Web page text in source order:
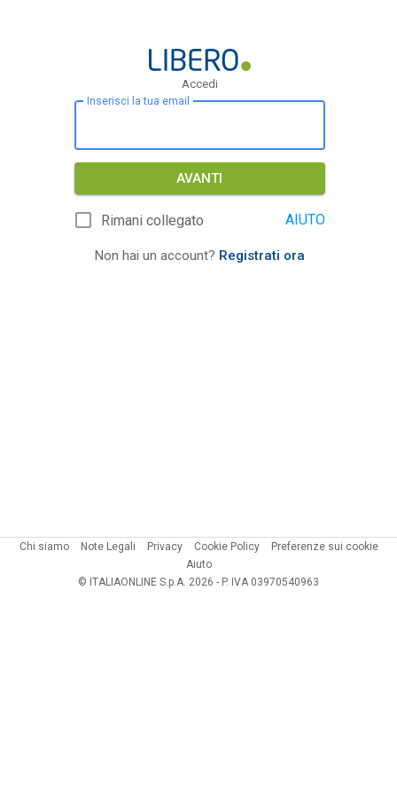
Accedi
Inserisci la tua email
AVANTI
Rimani collegato AIUTO
Non hai un account? Registrati ora
Chi siamo Note Legali Privacy Cookie Policy
Preferenze sui cookie
Aiuto
© ITALIAONLINE S.p.A. 2026 - P. IVA 03970540963